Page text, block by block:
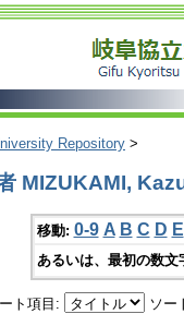
Repository >
MIZUKAMI,
移動: 0-9 A B C D E
あるいは、最初の数
ト項目: ソー